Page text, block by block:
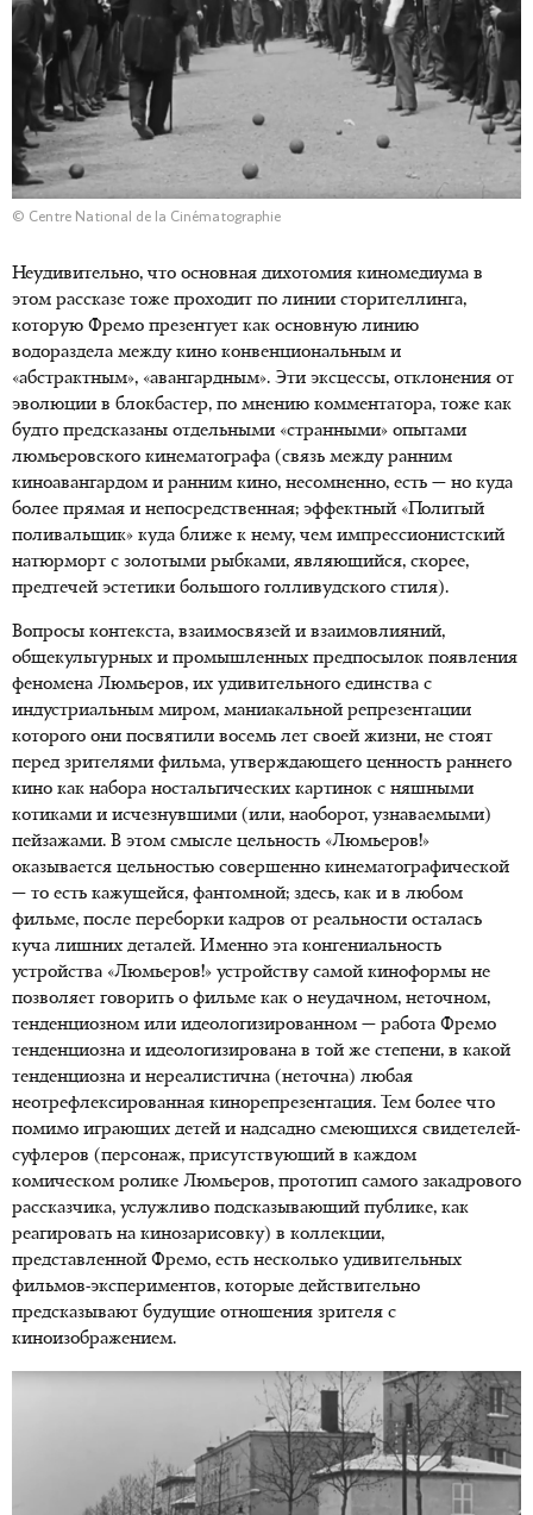
© Centre National de la Cinématographie
Неудивительно, что основная дихотомия киномедиума в
этом рассказе тоже проходит по линии сторителлинга,
которую Фремо презентует как основную линию
водораздела между кино конвенциональным и
«абстрактным», «авангардным». Эти эксцессы, отклонения от
эволюции в блокбастер, по мнению комментатора, тоже как
будто предсказаны отдельными «странными» опытами
люмьеровского кинематографа (связь между ранним
киноавангардом и ранним кино, несомненно, есть — но куда
более прямая и непосредственная; эффектный «Политый
поливальщик» куда ближе к нему, чем импрессионистский
натюрморт с золотыми рыбками, являющийся, скорее,
предтечей эстетики большого голливудского стиля).
Вопросы контекста, взаимосвязей и взаимовлияний,
общекультурных и промышленных предпосылок появления
феномена Люмьеров, их удивительного единства с
индустриальным миром, маниакальной репрезентации
которого они посвятили восемь лет своей жизни, не стоят
перед зрителями фильма, утверждающего ценность раннего
кино как набора ностальгических картинок с няшными
котиками и исчезнувшими (или, наоборот, узнаваемыми)
пейзажами. В этом смысле цельность «Люмьеров!»
оказывается цельностью совершенно кинематографической
— то есть кажущейся, фантомной; здесь, как и в любом
фильме, после переборки кадров от реальности осталась
куча лишних деталей. Именно эта конгениальность
устройства «Люмьеров!» устройству самой киноформы не
позволяет говорить о фильме как о неудачном, неточном,
тенденциозном или идеологизированном — работа Фремо
тенденциозна и идеологизирована в той же степени, в какой
тенденциозна и нереалистична (неточна) любая
неотрефлексированная кинорепрезентация. Тем более что
помимо играющих детей и надсадно смеющихся свидетелей-
суфлеров (персонаж, присутствующий в каждом
комическом ролике Люмьеров, прототип самого закадрового
рассказчика, услужливо подсказывающий публике, как
реагировать на кинозарисовку) в коллекции,
представленной Фремо, есть несколько удивительных
фильмов-экспериментов, которые действительно
предсказывают будущие отношения зрителя с
киноизображением.